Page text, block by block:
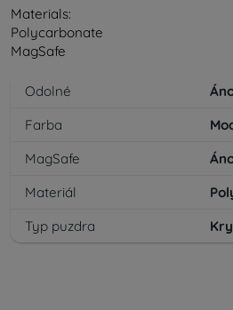
Materials:
Polycarbonate
MagSafe
Odolné
Farba
MagSafe
Materiál
Typ puzdra